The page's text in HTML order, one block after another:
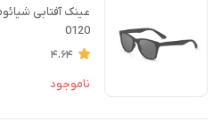
0120
4.64
ناموجود